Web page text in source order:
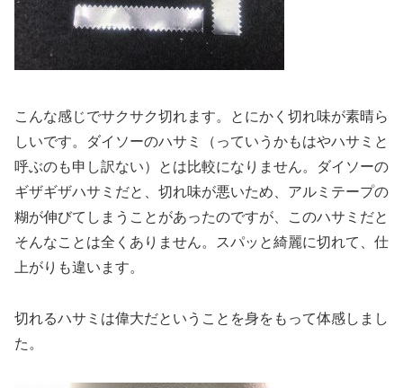
こんな感じでサクサク切れます。とにかく切れ味が素晴ら
しいです。ダイソーのハサミ（っていうかもはやハサミと
呼ぶのも申し訳ない）とは比較になりません。ダイソーの
ギザギザハサミだと、切れ味が悪いため、アルミテープの
糊が伸びてしまうことがあったのですが、このハサミだと
そんなことは全くありません。スパッと綺麗に切れて、仕
上がりも違います。
切れるハサミは偉大だということを身をもって体感しまし
た。